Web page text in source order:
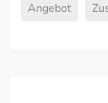
Angebot